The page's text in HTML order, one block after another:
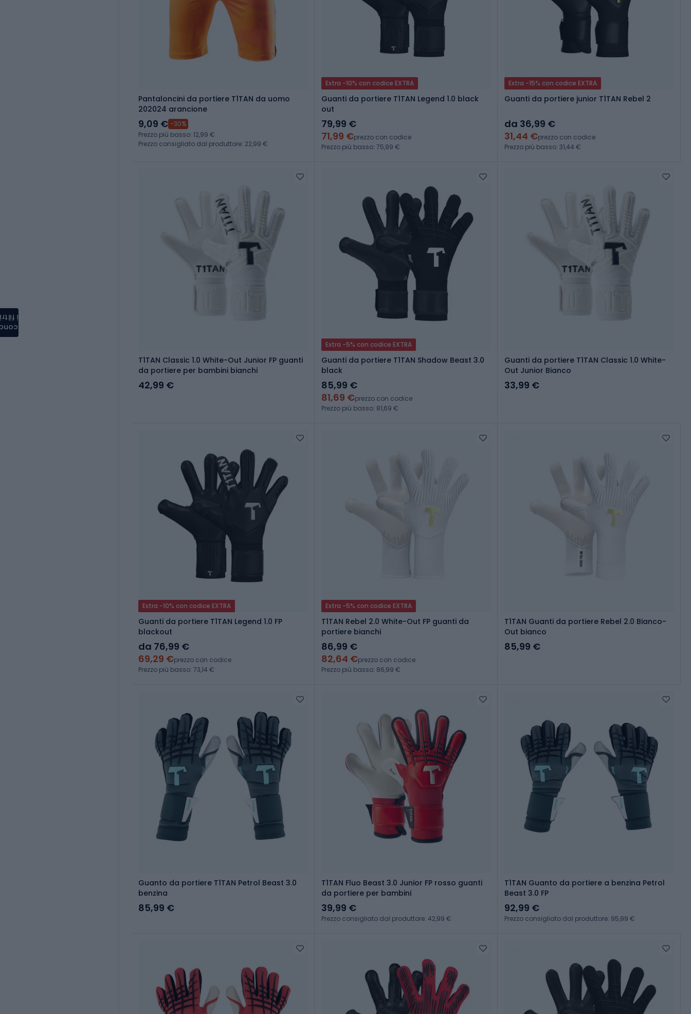
Pantaloncini da portiere T1TAN da uomo
202024 arancione
9,09 € -30%
Prezzo più basso: 12,99 €
Prezzo consigliato dal produttore: 22,99 €
Extra -10% con codice EXTRA
Guanti da portiere T1TAN Legend 1.0 black
out
79,99 €
71,99 €prezzo con codice
Prezzo più basso: 75,99 €
Extra -15% con codice EXTRA
Guanti da portiere junior T1TAN Rebel 2
da 36,99 €
31,44 €prezzo con codice
Prezzo più basso: 31,44 €
T1TAN Classic 1.0 White-Out Junior FP guanti
da portiere per bambini bianchi
42,99 €
Extra -5% con codice EXTRA
Guanti da portiere T1TAN Shadow Beast 3.0
black
85,99 €
81,69 €prezzo con codice
Prezzo più basso: 81,69 €
Guanti da portiere T1TAN Classic 1.0 White-
Out Junior Bianco
33,99 €
Extra -10% con codice EXTRA
Guanti da portiere T1TAN Legend 1.0 FP
blackout
da 76,99 €
69,29 €prezzo con codice
Prezzo più basso: 73,14 €
Extra -5% con codice EXTRA
T1TAN Rebel 2.0 White-Out FP guanti da
portiere bianchi
86,99 €
82,64 €prezzo con codice
Prezzo più basso: 86,99 €
T1TAN Guanti da portiere Rebel 2.0 Bianco-
Out bianco
85,99 €
Guanto da portiere T1TAN Petrol Beast 3.0
benzina
85,99 €
T1TAN Fluo Beast 3.0 Junior FP rosso guanti
da portiere per bambini
39,99 €
Prezzo consigliato dal produttore: 42,99 €
T1TAN Guanto da portiere a benzina Petrol
Beast 3.0 FP
92,99 €
Prezzo consigliato dal produttore: 95,99 €
i filtri